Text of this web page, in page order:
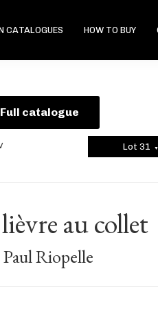
CATALOGUES HOW TO BUY
catalogue
Lot 31 ▼
au collet
Paul Riopelle